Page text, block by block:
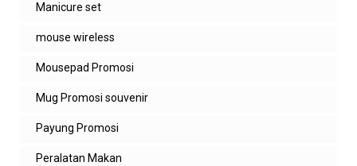
Manicure set
mouse wireless
Mousepad Promosi
Mug Promosi souvenir
Payung Promosi
Peralatan Makan